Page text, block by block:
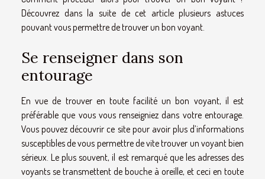
Découvrez dans la suite de cet article plusieurs astuces
pouvant vous permettre de trouver un bon voyant.
Se renseigner dans son
entourage
En vue de trouver en toute facilité un bon voyant, il est
préférable que vous vous renseigniez dans votre entourage.
Vous pouvezdécouvrir ce sitepour avoir plus d’informations
susceptibles de vous permettre de vite trouver un voyant bien
sérieux. Le plus souvent, il est remarqué que les adresses des
voyants se transmettent de bouche à oreille, et ceci en toute